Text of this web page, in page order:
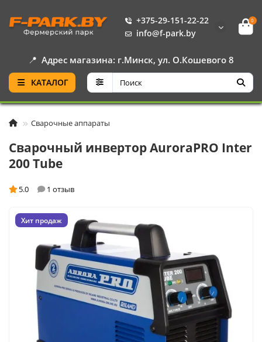
+375-29-151-22-22
info@f-park.by
0
📍 Адрес магазина: г.Минск, ул. О.Кошевого 8
КАТАЛОГ
Сварочные аппараты
Сварочный инвертор AuroraPRO Inter
200 Tube
5.0 1 отзыв
Хит продаж